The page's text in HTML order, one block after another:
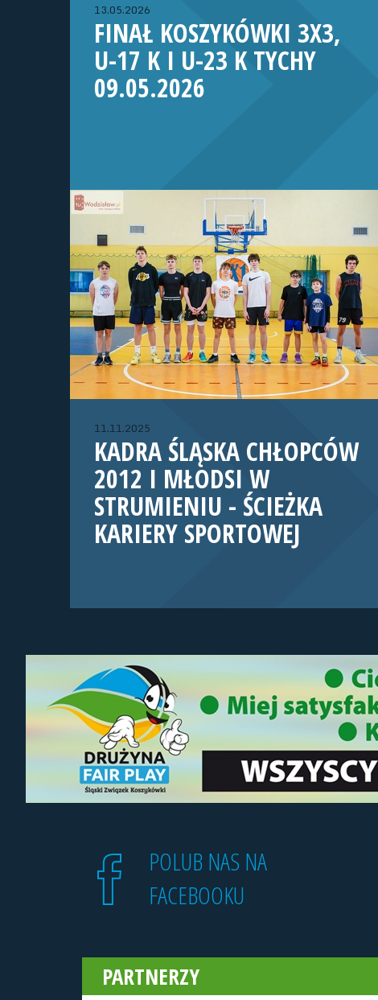
13.05.2026
FINAŁ KOSZYKÓWKI 3X3,
U-17 K I U-23 K TYCHY
09.05.2026
11.11.2025
KADRA ŚLĄSKA CHŁOPCÓW
2012 I MŁODSI W
STRUMIENIU - ŚCIEŻKA
KARIERY SPORTOWEJ
POLUB NAS NA
FACEBOOKU
PARTNERZY